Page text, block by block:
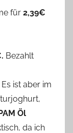
für 2,39€
Bezahlt
ist aber im
Öl
da ich